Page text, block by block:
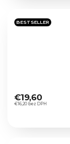
hviezdičiek.
BESTSELLER
hodnotenie
produktu
€16,20 bez DPH
€19,60